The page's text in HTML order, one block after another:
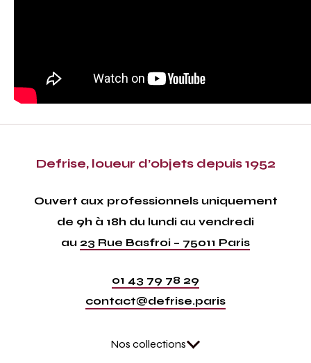
Defrise, loueur d’objets depuis 1952
Ouvert aux professionnels uniquement
de 9h à 18h du lundi au vendredi
au 23 Rue Basfroi – 75011 Paris
01 43 79 78 29
contact@defrise.paris
Nos collections